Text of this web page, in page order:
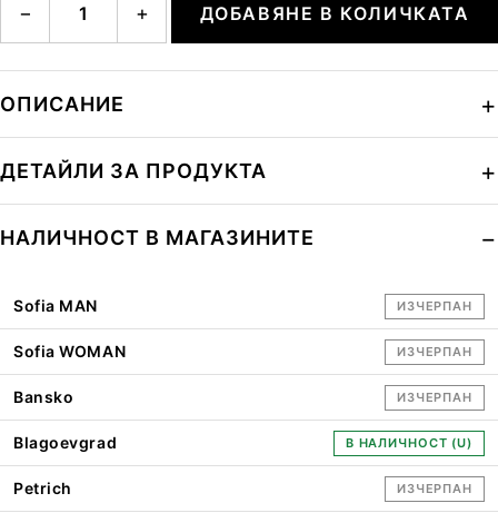
− + ДОБАВЯНЕ В КОЛИЧКАТА
ОПИСАНИЕ
ДЕТАЙЛИ ЗА ПРОДУКТА
НАЛИЧНОСТ В МАГАЗИНИТЕ
Sofia MAN ИЗЧЕРПАН
Sofia WOMAN ИЗЧЕРПАН
Bansko ИЗЧЕРПАН
Blagoevgrad В НАЛИЧНОСТ (U)
Petrich ИЗЧЕРПАН